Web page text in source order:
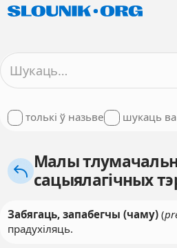
толькі ў назьве шукаць ва
Малы
сацыялагічных
Забягаць, запабегчы (чаму)(
прадухіляць.